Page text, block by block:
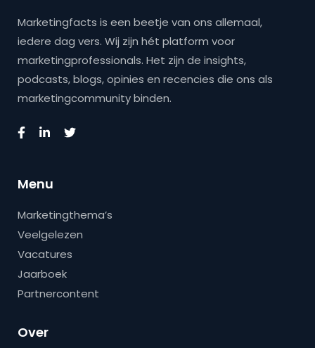
Marketingfacts is een beetje van ons allemaal,
iedere dag vers. Wij zijn hét platform voor
marketingprofessionals. Het zijn de insights,
podcasts, blogs, opinies en recencies die ons als
marketingcommunity binden.
Menu
Marketingthema’s
Veelgelezen
Vacatures
Jaarboek
Partnercontent
Over